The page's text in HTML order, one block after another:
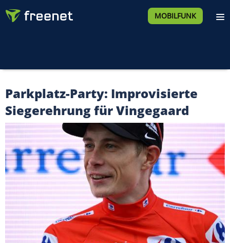
MOBILFUNK
Parkplatz-Party: Improvisierte
Siegerehrung für Vingegaard